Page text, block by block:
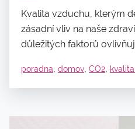
Kvalita vzduchu, kterým
zásadní vliv na naše
důležitých faktorů
poradna, domov, CO2,